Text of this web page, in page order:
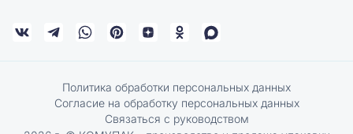
Политика обработки персональных данных
Согласие на обработку персональных данных
Связаться с руководством